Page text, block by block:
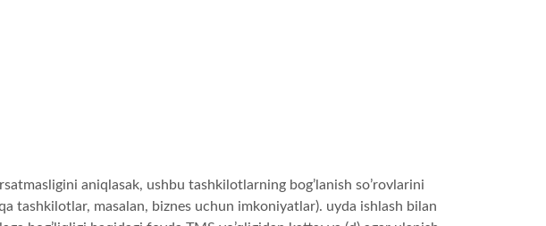
aniqlasak, ushbu tashkilotlarning bog’lanish so’rovlarini
tashkilotlar, masalan, biznes uchun imkoniyatlar). uyda ishlash bilan